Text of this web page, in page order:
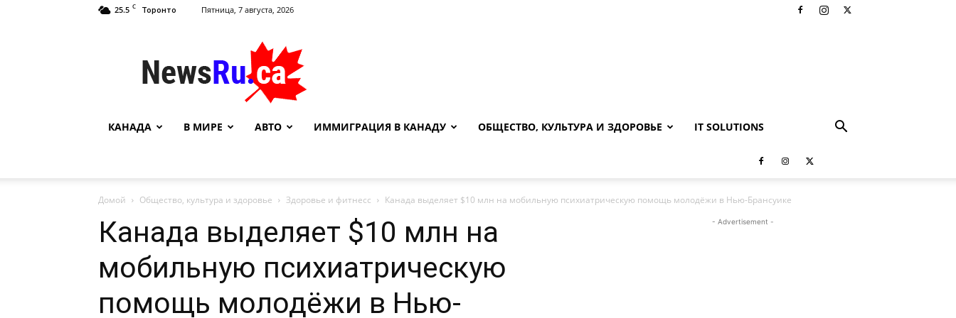
25.5 C Торонто Пятница, 7 августа, 2026
NewsRu.Ca
КАНАДА В МИРЕ АВТО ИММИГРАЦИЯ В КАНАДУ ОБЩЕСТВО, КУЛЬТУРА И ЗДОРОВЬЕ IT SOLUTIONS
Домой Общество, культура и здоровье Здоровье и фитнесс Канада выделяет $10 млн на мобильную психиатрическую помощь молодёжи в Нью-Брансуике
Канада выделяет $10 млн на
мобильную психиатрическую
помощь молодёжи в Нью-
- Advertisement -